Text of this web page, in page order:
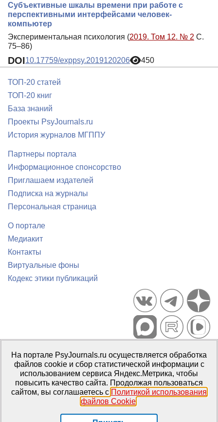
Субъективные шкалы времени при работе с
перспективными интерфейсами человек-
компьютер
Экспериментальная психология (2019. Том 12. № 2 С.
75–86)
DOI10.17759/exppsy.2019120206 450
ТОП-20 статей
ТОП-20 книг
База знаний
Проекты PsyJournals.ru
История журналов МГППУ
Партнеры портала
Информационное спонсорство
Приглашаем издателей
Подписка на журналы
Персональная страница
О портале
Медиакит
Контакты
Виртуальные фоны
Кодекс этики публикаций
Портал психологических изданий PsyJournals.ru, 2007–2026
Правила использования материалов
Свидетельство регистрации СМИЭл № ФС77-66447 от 14 июля
2016 г.
Издатель: ФГБОУ ВО МГППУ
На портале PsyJournals.ru осуществляется обработка
файлов cookie и сбор статистической информации с
использованием сервиса Яндекс.Метрика, чтобы
повысить качество сайта. Продолжая пользоваться
сайтом, вы соглашаетесь с Политикой использования
файлов Cookie.